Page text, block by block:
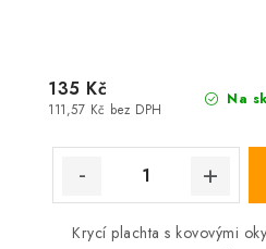
Na
111,57 Kč bez DPH
135 Kč
Krycí plachta s kovovými